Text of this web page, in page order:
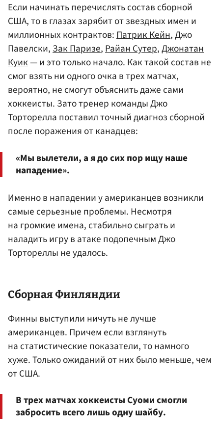
Если начинать перечислять состав сборной
США, то в глазах зарябит от звездных имен и
миллионных контрактов:Патрик Кейн, Джо
Павелски,Зак Паризе,Райан Сутер,Джонатан
Куик— и это только начало. Как такой состав не
смог взять ни одного очка в трех матчах,
вероятно, не смогут объяснить даже сами
хоккеисты. Зато тренер команды Джо
Торторелла поставил точный диагноз сборной
после поражения от канадцев:
«Мы вылетели, а я до сих пор ищу наше
нападение».
Именно в нападении у американцев возникли
самые серьезные проблемы. Несмотря
на громкие имена, стабильно сыграть и
наладить игру в атаке подопечным Джо
Тортореллы не удалось.
Сборная Финляндии
Финны выступили ничуть не лучше
американцев. Причем если взглянуть
на статистические показатели, то намного
хуже. Только ожиданий от них было меньше, чем
от США.
В трех матчах хоккеисты Суоми смогли
забросить всего лишь одну шайбу.